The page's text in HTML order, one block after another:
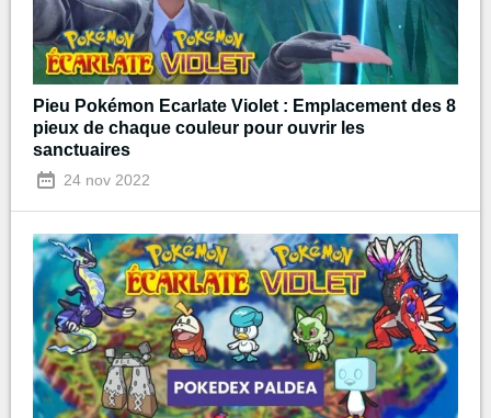
Pieu Pokémon Ecarlate Violet : Emplacement des 8
pieux de chaque couleur pour ouvrir les
sanctuaires
24 nov 2022